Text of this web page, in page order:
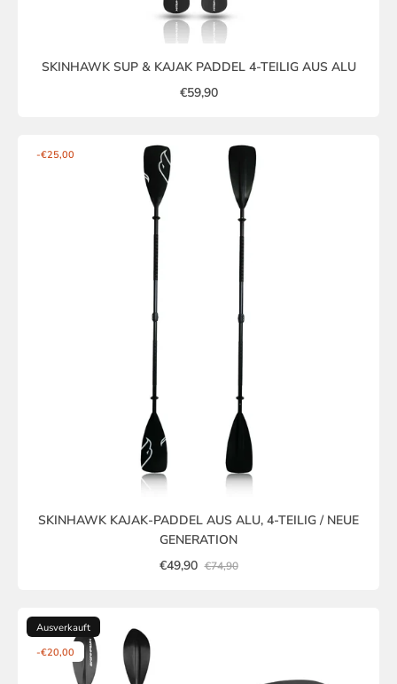
SKINHAWK SUP & KAJAK PADDEL 4-TEILIG AUS ALU
€59,90
-€25,00
SKINHAWK KAJAK-PADDEL AUS ALU, 4-TEILIG / NEUE
GENERATION
€49,90 €74,90
Ausverkauft
-€20,00